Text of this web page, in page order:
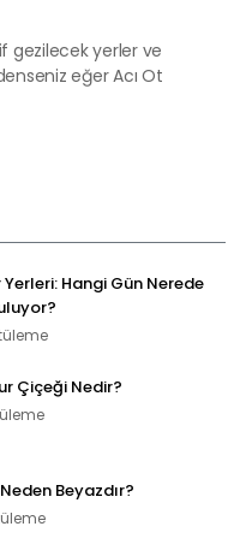
gezilecek yerler ve
eğer Acı Ot
Hangi Gün Nerede
Çiçeği Nedir?
Beyazdır?